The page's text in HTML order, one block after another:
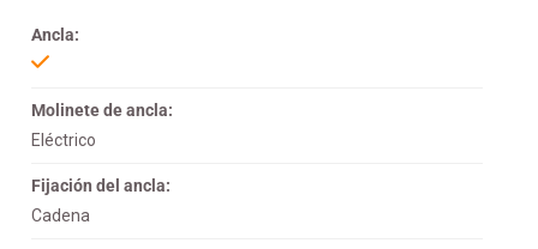
Ancla:
Molinete de ancla:
Eléctrico
Fijación del ancla:
Cadena